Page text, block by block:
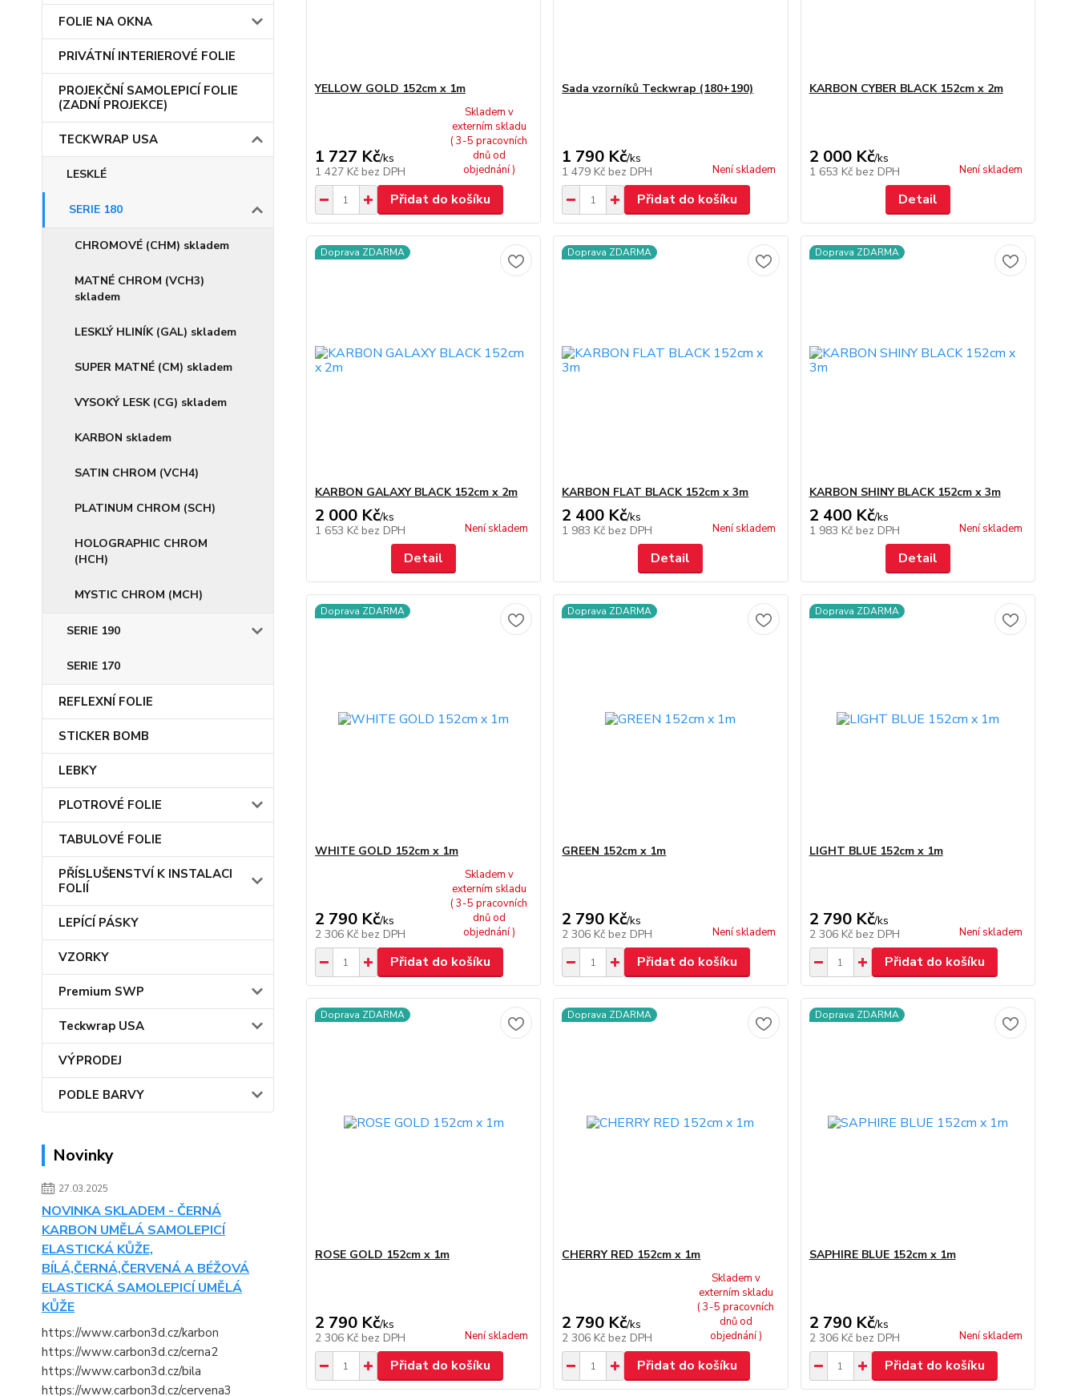
FOLIE NA OKNA
PRIVÁTNÍ INTERIEROVÉ FOLIE
PROJEKČNÍ SAMOLEPICÍ FOLIE
(ZADNÍ PROJEKCE)
TECKWRAP USA
LESKLÉ
SERIE 180
CHROMOVÉ (CHM) skladem
MATNÉ CHROM (VCH3)
skladem
LESKLÝ HLINÍK (GAL) skladem
SUPER MATNÉ (CM) skladem
VYSOKÝ LESK (CG) skladem
KARBON skladem
SATIN CHROM (VCH4)
PLATINUM CHROM (SCH)
HOLOGRAPHIC CHROM
(HCH)
MYSTIC CHROM (MCH)
SERIE 190
SERIE 170
REFLEXNÍ FOLIE
STICKER BOMB
LEBKY
PLOTROVÉ FOLIE
TABULOVÉ FOLIE
PŘÍSLUŠENSTVÍ K INSTALACI
FOLIÍ
LEPÍCÍ PÁSKY
VZORKY
Premium SWP
Teckwrap USA
VÝPRODEJ
PODLE BARVY
Novinky
27.03.2025
NOVINKA SKLADEM - ČERNÁ
KARBON UMĚLÁ SAMOLEPICÍ
ELASTICKÁ KŮŽE,
BÍLÁ,ČERNÁ,ČERVENÁ A BÉŽOVÁ
ELASTICKÁ SAMOLEPICÍ UMĚLÁ
KŮŽE
https://www.carbon3d.cz/karbon
https://www.carbon3d.cz/cerna2
https://www.carbon3d.cz/bila
https://www.carbon3d.cz/cervena3
YELLOW GOLD 152cm x 1m
1 727 Kč/ks
1 427 Kč bez DPH
Skladem v
externím skladu
( 3-5 pracovních
dnů od
objednání )
Přidat do košíku
Sada vzorníků Teckwrap (180+190)
1 790 Kč/ks
1 479 Kč bez DPH Není skladem
Přidat do košíku
KARBON CYBER BLACK 152cm x 2m
2 000 Kč/ks
1 653 Kč bez DPH Není skladem
Detail
Doprava ZDARMA
KARBON GALAXY BLACK 152cm x 2m
2 000 Kč/ks
1 653 Kč bez DPH Není skladem
Detail
Doprava ZDARMA
KARBON FLAT BLACK 152cm x 3m
2 400 Kč/ks
1 983 Kč bez DPH Není skladem
Detail
Doprava ZDARMA
KARBON SHINY BLACK 152cm x 3m
2 400 Kč/ks
1 983 Kč bez DPH Není skladem
Detail
Doprava ZDARMA
WHITE GOLD 152cm x 1m
2 790 Kč/ks
2 306 Kč bez DPH
Skladem v
externím skladu
( 3-5 pracovních
dnů od
objednání )
Přidat do košíku
Doprava ZDARMA
GREEN 152cm x 1m
2 790 Kč/ks
2 306 Kč bez DPH Není skladem
Přidat do košíku
Doprava ZDARMA
LIGHT BLUE 152cm x 1m
2 790 Kč/ks
2 306 Kč bez DPH Není skladem
Přidat do košíku
Doprava ZDARMA
ROSE GOLD 152cm x 1m
2 790 Kč/ks
2 306 Kč bez DPH Není skladem
Přidat do košíku
Doprava ZDARMA
CHERRY RED 152cm x 1m
2 790 Kč/ks
2 306 Kč bez DPH
Skladem v
externím skladu
( 3-5 pracovních
dnů od
objednání )
Přidat do košíku
Doprava ZDARMA
SAPHIRE BLUE 152cm x 1m
2 790 Kč/ks
2 306 Kč bez DPH Není skladem
Přidat do košíku